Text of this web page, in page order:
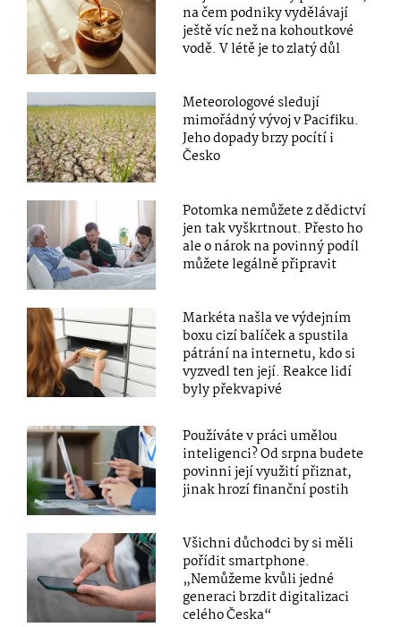
na čem podniky vydělávají
ještě víc než na kohoutkové
vodě. V létě je to zlatý důl
Meteorologové sledují
mimořádný vývoj v Pacifiku.
Jeho dopady brzy pocítí i
Česko
Potomka nemůžete z dědictví
jen tak vyškrtnout. Přesto ho
ale o nárok na povinný podíl
můžete legálně připravit
Markéta našla ve výdejním
boxu cizí balíček a spustila
pátrání na internetu, kdo si
vyzvedl ten její. Reakce lidí
byly překvapivé
Používáte v práci umělou
inteligenci? Od srpna budete
povinni její využití přiznat,
jinak hrozí finanční postih
Všichni důchodci by si měli
pořídit smartphone.
„Nemůžeme kvůli jedné
generaci brzdit digitalizaci
celého Česka“